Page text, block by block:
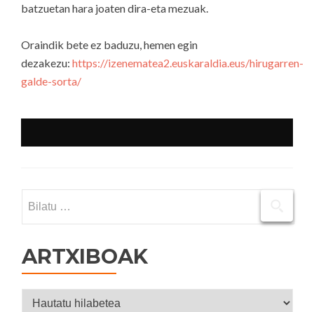
batzuetan hara joaten dira-eta mezuak.
Oraindik bete ez baduzu, hemen egin
dezakezu: https://izenematea2.euskaraldia.eus/hirugarren-
galde-sorta/
ARTXIBOAK
Artxiboak